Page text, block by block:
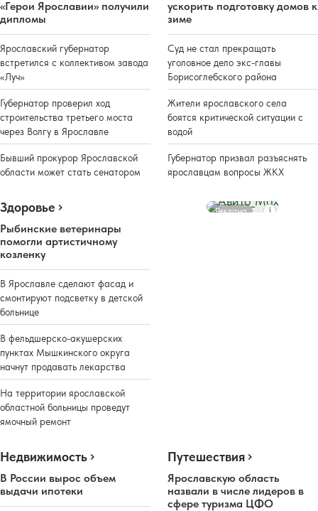
«Герои Ярославии» получили
дипломы
Ярославский губернатор
встретился с коллективом завода
«Луч»
Губернатор проверил ход
строительства третьего моста
через Волгу в Ярославле
Бывший прокурор Ярославской
области может стать сенатором
ускорить подготовку домов к
зиме
Суд не стал прекращать
уголовное дело экс-главы
Борисоглебского района
Жители ярославского села
боятся критической ситуации с
водой
Губернатор призвал разъяснять
ярославцам вопросы ЖКХ
Здоровье
Рыбинские ветеринары
помогли артистичному
козленку
В Ярославле сделают фасад и
смонтируют подсветку в детской
больнице
В фельдшерско-акушерских
пунктах Мышкинского округа
начнут продавать лекарства
На территории ярославской
областной больницы проведут
ямочный ремонт
Реклама
Недвижимость
В России вырос объем
выдачи ипотеки
Путешествия
Ярославскую область
назвали в числе лидеров в
сфере туризма ЦФО